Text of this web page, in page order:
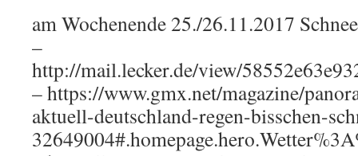
am Wochenende 25./26.11.2017
–
http://mail.lecker.de/view/
– https://www.gmx.net/magazine/
aktuell-deutschland-regen-bisschen-